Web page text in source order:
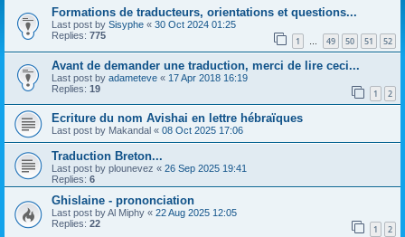
Formations de traducteurs, orientations et questions...
Last post by Sisyphe « 30 Oct 2024 01:25
Replies: 775 1 … 49 50 51 52
Avant de demander une traduction, merci de lire ceci...
Last post by adameteve « 17 Apr 2018 16:19
Replies: 19 1 2
Ecriture du nom Avishai en lettre hébraïques
Last post by Makandal « 08 Oct 2025 17:06
Traduction Breton...
Last post by plounevez « 26 Sep 2025 19:41
Replies: 6
Ghislaine - prononciation
Last post byAl Miphy « 22 Aug 2025 12:05
Replies: 22 1 2